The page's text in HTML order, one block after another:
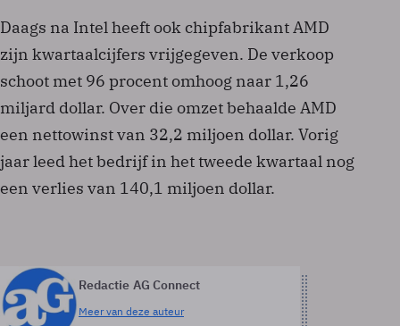
Daags na Intel heeft ook chipfabrikant AMD
zijn kwartaalcijfers vrijgegeven. De verkoop
schoot met 96 procent omhoog naar 1,26
miljard dollar. Over die omzet behaalde AMD
een nettowinst van 32,2 miljoen dollar. Vorig
jaar leed het bedrijf in het tweede kwartaal nog
een verlies van 140,1 miljoen dollar.
Redactie AG Connect
Meer van deze auteur